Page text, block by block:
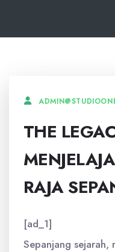
THE
RAJA
[ad_1]
Sepanjang sejarah,